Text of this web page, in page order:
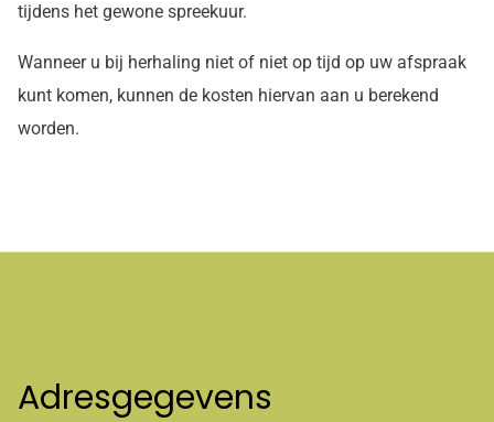
tijdens het gewone spreekuur.
Wanneer u bij herhaling niet of niet op tijd op uw afspraak
kunt komen, kunnen de kosten hiervan aan u berekend
worden.
Adresgegevens